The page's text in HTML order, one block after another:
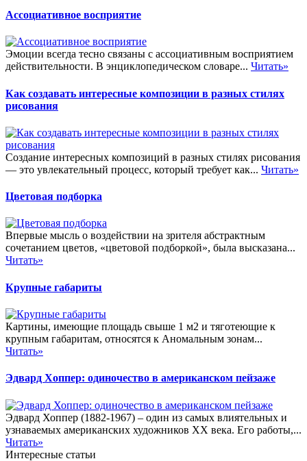
Ассоциативное восприятие
Эмоции всегда тесно связаны с ассоциативным восприятием
действительности. В энциклопедическом словаре... Читать»
Как создавать интересные композиции в разных стилях
рисования
Создание интересных композиций в разных стилях рисования
— это увлекательный процесс, который требует как... Читать»
Цветовая подборка
Впервые мысль о воздействии на зрителя абстрактным
сочетанием цветов, «цветовой подборкой», была высказана...
Читать»
Крупные габариты
Картины, имеющие площадь свыше 1 м2 и тяготеющие к
крупным габаритам, относятся к Аномальным зонам...
Читать»
Эдвард Хоппер: одиночество в американском пейзаже
Эдвард Хоппер (1882-1967) – один из самых влиятельных и
узнаваемых американских художников XX века. Его работы,...
Читать»
Интересные статьи